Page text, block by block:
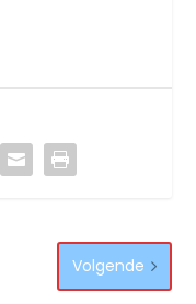
Volgende